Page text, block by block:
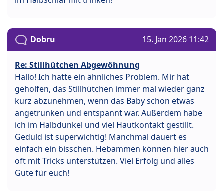
Dobru 15. Jan 2026 11:42
Re: Stillhütchen Abgewöhnung
Hallo! Ich hatte ein ähnliches Problem. Mir hat
geholfen, das Stillhütchen immer mal wieder ganz
kurz abzunehmen, wenn das Baby schon etwas
angetrunken und entspannt war. Außerdem habe
ich im Halbdunkel und viel Hautkontakt gestillt.
Geduld ist superwichtig! Manchmal dauert es
einfach ein bisschen. Hebammen können hier auch
oft mit Tricks unterstützen. Viel Erfolg und alles
Gute für euch!